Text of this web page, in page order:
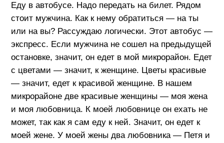
Еду в автобусе. Надо передать на билет. Рядом
стоит мужчина. Как к нему обратиться — на ты
или на вы? Рассуждаю логически. Этот автобус —
экспресс. Если мужчина не сошел на предыдущей
остановке, значит, он едет в мой микрорайон. Едет
с цветами — значит, к женщине. Цветы красивые
— значит, едет к красивой женщине. В нашем
микрорайоне две красивые женщины — моя жена
и моя любовница. К моей любовнице он ехать не
может, так как я сам еду к ней. Значит, он едет к
моей жене. У моей жены два любовника — Петя и